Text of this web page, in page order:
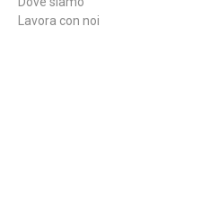
Lavora con noi